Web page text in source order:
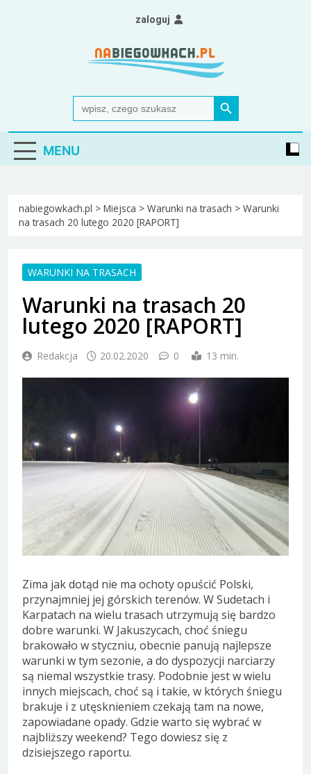
Nabiegowkach.pl
portal miłośników narciarstwa biegowego
Search
for:
Search Button
zaloguj
MENU
nabiegowkach.pl > Miejsca > Warunki na trasach > Warunki
na trasach 20 lutego 2020 [RAPORT]
WARUNKI NA TRASACH
Warunki na trasach 20
lutego 2020 [RAPORT]
Redakcja 20.02.2020 0 13 min.
Zima jak dotąd nie ma ochoty opuścić Polski,
przynajmniej jej górskich terenów. W Sudetach i
Karpatach na wielu trasach utrzymują się bardzo
dobre warunki. W Jakuszycach, choć śniegu
brakowało w styczniu, obecnie panują najlepsze
warunki w tym sezonie, a do dyspozycji narciarzy
są niemal wszystkie trasy. Podobnie jest w wielu
innych miejscach, choć są i takie, w których śniegu
brakuje i z utęsknieniem czekają tam na nowe,
zapowiadane opady. Gdzie warto się wybrać w
najbliższy weekend? Tego dowiesz się z
dzisiejszego raportu.